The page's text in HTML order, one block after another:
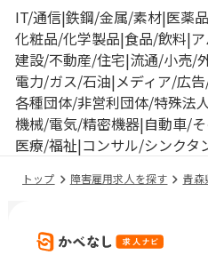
IT/通信 鉄鋼/金属/素材 医薬
化粧品/化学製品 食品/飲料
建設/不動産/住宅 流通/小売/
電力/ガス/石油 メディア/広
各種団体/非営利団体/特殊法
機械/電気/精密機器 自動車/
医療/福祉 コンサル/シンクタ
トップ 障害雇用求人を探す 青森